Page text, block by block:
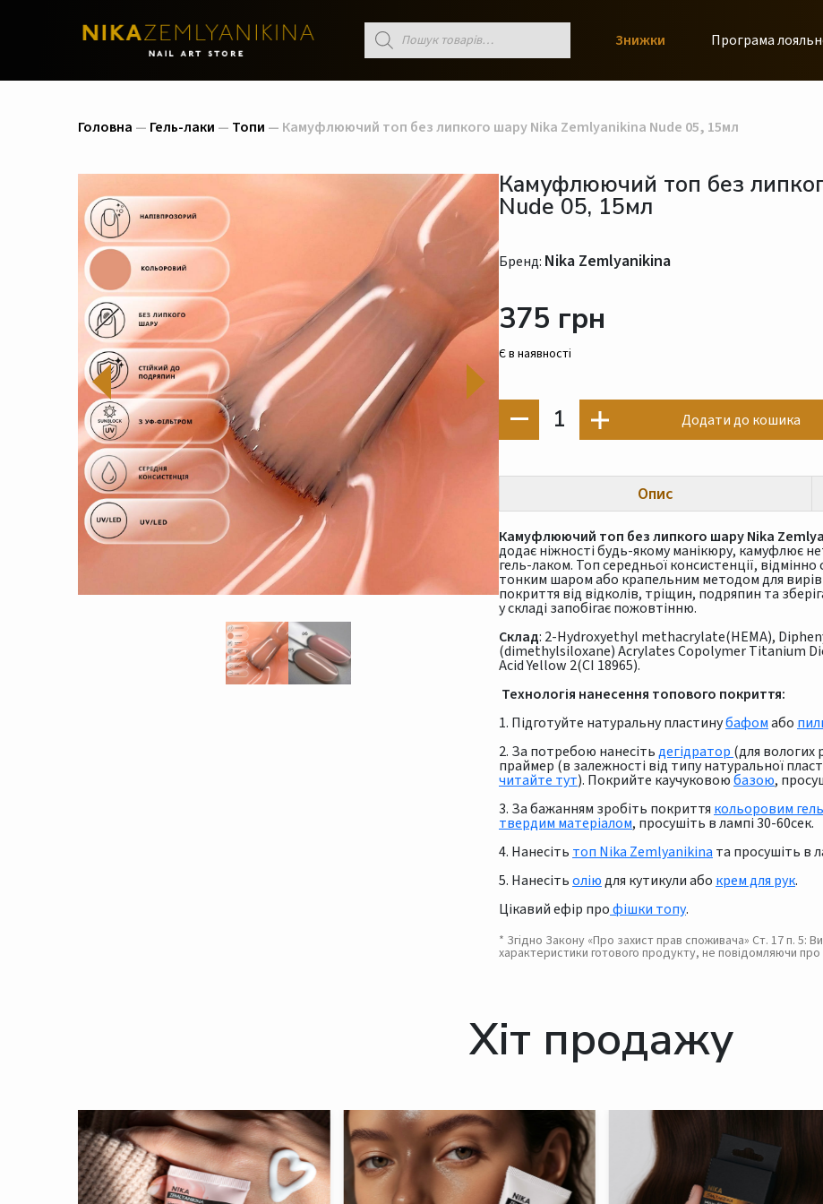
Пошук
товарів Знижки Програма
Головна — Гель-лаки — Топи — Камуфлюючий топ без липкого шару Nika Zemlyanikina Nude 05, 15мл
Камуфлюючий топ без
Nude 05, 15мл
Бренд: Nika Zemlyanikina
375 грн
Є в наявності
1 Додати до кошика
Опис
Камуфлюючий топ без липкого шару Nika
додає ніжності будь-якому манікюру, камуфлює
гель-лаком. Топ середньої консистенції,
тонким шаром або крапельним методом для
покриття від відколів, тріщин, подряпин та
у складі запобігає пожовтінню.
Склад: 2-Hydroxyethyl methacrylate(HEMA),
(dimethylsiloxane) Acrylates Copolymer Titanium
Acid Yellow 2(CI 18965).
Технологія нанесення топового покриття:
1. Підготуйте натуральну пластинубафомабо
2. За потребою нанесітьдегідратор (для вологих
праймер (в залежності від типу натуральної
читайте тут). Покрийте каучуковоюбазою,
3. За бажанням зробіть покриття кольоровим
твердим матеріалом, просушіть в лампі 30-60сек.
4. Нанесіть топ Nika Zemlyanikina та просушіть в
5. Нанесітьоліюдля кутикули або крем для рук.
Цікавий ефір профішки топу.
* Згідно Закону «Про захист прав споживача» Ст. 17 п.
характеристики готового продукту, не повідомляючи
Хіт продажу